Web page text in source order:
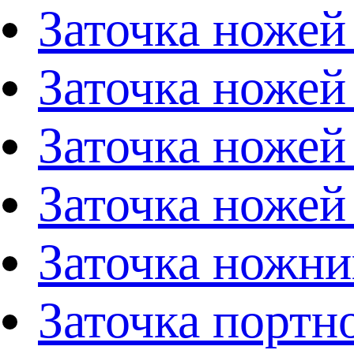
Заточка
Заточка
Заточка
Заточка
Заточка
Заточка